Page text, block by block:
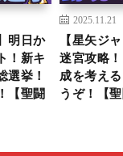
明日か
！新キ
選挙！
【聖闘
2025.11.21
【星矢ジ
迷宮攻略
成を考え
うぞ！【聖